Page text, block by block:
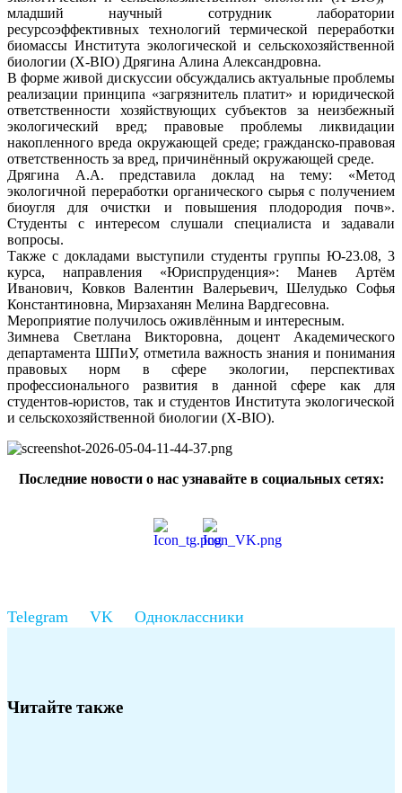
младший научный сотрудник лаборатории
ресурсоэффективных технологий термической переработки
биомассы Института экологической и сельскохозяйственной
биологии (X-BIO) Дрягина Алина Александровна.
В форме живой дискуссии обсуждались актуальные проблемы
реализации принципа «загрязнитель платит» и юридической
ответственности хозяйствующих субъектов за неизбежный
экологический вред; правовые проблемы ликвидации
накопленного вреда окружающей среде; гражданско-правовая
ответственность за вред, причинённый окружающей среде.
Дрягина А.А. представила доклад на тему: «Метод
экологичной переработки органического сырья с получением
биоугля для очистки и повышения плодородия почв».
Студенты с интересом слушали специалиста и задавали
вопросы.
Также с докладами выступили студенты группы Ю-23.08, 3
курса, направления «Юриспруденция»: Манев Артём
Иванович, Ковков Валентин Валерьевич, Шелудько Софья
Константиновна, Мирзаханян Мелина Вардгесовна.
Мероприятие получилось оживлённым и интересным.
Зимнева Светлана Викторовна, доцент Академического
департамента ШПиУ, отметила важность знания и понимания
правовых норм в сфере экологии, перспективах
профессионального развития в данной сфере как для
студентов-юристов, так и студентов Института экологической
и сельскохозяйственной биологии (X-BIO).
Последние новости о нас узнавайте в социальных сетях:
Читайте также